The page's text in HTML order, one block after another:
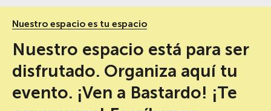
Nuestro espacio es tu espacio
Nuestro espacio está para ser
disfrutado. Organiza aquí tu
evento. ¡Ven a Bastardo! ¡Te